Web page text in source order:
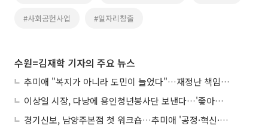
#사회공헌사업 #일자리창출
수원=김재학 기자의 주요 뉴스
추미애 "복지가 아니라 도민이 늘었다"…재정난 책임론 정면돌파
이상일 시장, 다낭에 용인청년봉사단 보낸다…'좋아용 거리' 만든다
경기신보, 남양주본점 첫 워크숍…추미애 '공정·혁신·포용' 전면 반영